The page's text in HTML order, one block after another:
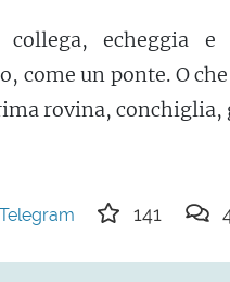
collega, echeggia
come un ponte. O
rovina, conchiglia,
Telegram 141